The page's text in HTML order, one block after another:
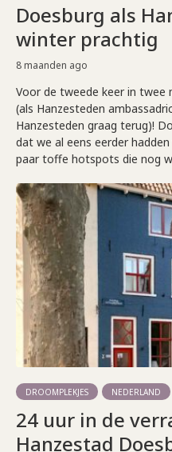
Doesburg als
winter prachtig
8 maanden ago
Voor de tweede keer in twee
(als Hanzesteden
Hanzesteden graag terug)!
dat we al eens eerder
paar toffe hotspots die nog
DROOMPLEKJES NEDERLAND
24 uur in de
Hanzestad